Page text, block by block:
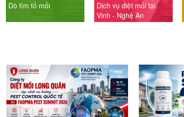
Dò tìm tổ mối
Dịch vụ diệt mối tại
Vinh - Nghệ An